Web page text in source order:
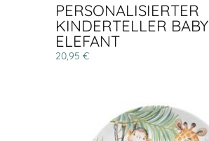
PERSONALISIERTER
KINDERTELLER BABY
ELEFANT
20,95 €